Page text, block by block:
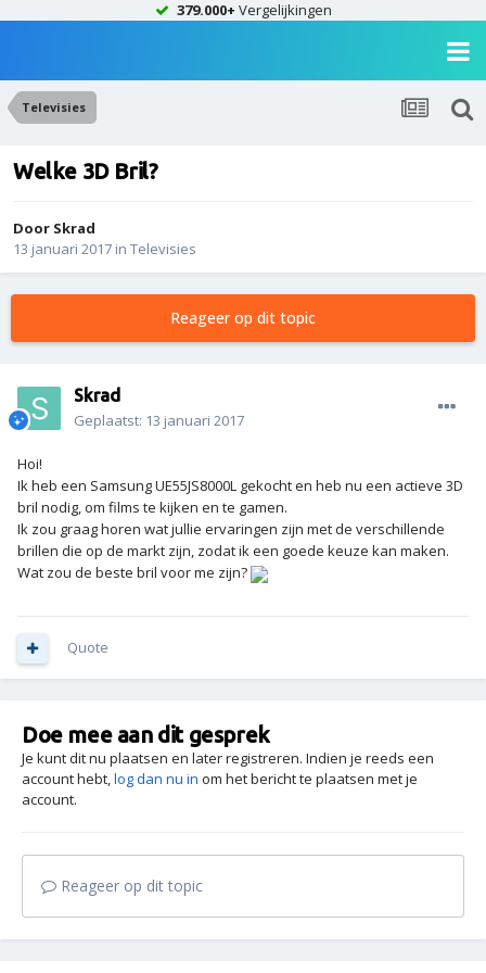
379.000+ Vergelijkingen
Televisies
Welke 3D Bril?
Door Skrad
13 januari 2017 in Televisies
Reageer op dit topic
Skrad
Geplaatst: 13 januari 2017
Hoi!
Ik heb een Samsung UE55JS8000L gekocht en heb nu een actieve 3D
bril nodig, om films te kijken en te gamen.
Ik zou graag horen wat jullie ervaringen zijn met de verschillende
brillen die op de markt zijn, zodat ik een goede keuze kan maken.
Wat zou de beste bril voor me zijn?
Quote
Doe mee aan dit gesprek
Je kunt dit nu plaatsen en later registreren. Indien je reeds een
account hebt,log dan nu in om het bericht te plaatsen met je
account.
Reageer op dit topic